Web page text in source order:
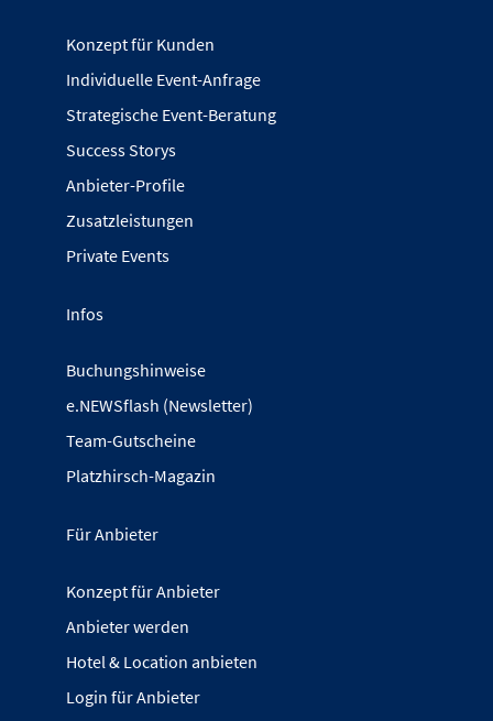
Konzept für Kunden
Individuelle Event-Anfrage
Strategische Event-Beratung
Success Storys
Anbieter-Profile
Zusatzleistungen
Private Events
Infos
Buchungshinweise
e.NEWSflash (Newsletter)
Team-Gutscheine
Platzhirsch-Magazin
Für Anbieter
Konzept für Anbieter
Anbieter werden
Hotel & Location anbieten
Login für Anbieter